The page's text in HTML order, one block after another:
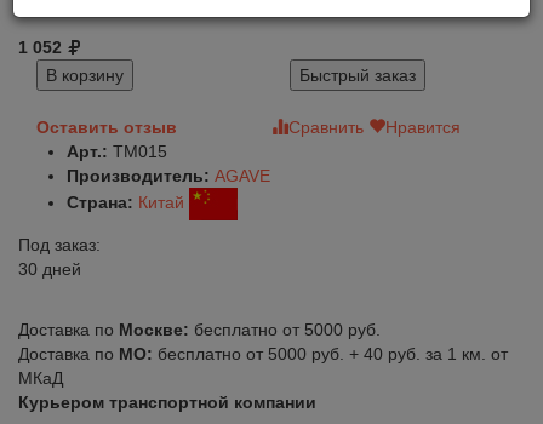
1 052
В корзину
Быстрый заказ
Оставить отзыв Сравнить
Нравится
Арт.: TM015
Производитель: AGAVE
Страна: Китай
Под заказ:
30 дней
Доставка по Москве: бесплатно от 5000 руб.
Доставка по МО: бесплатно от 5000 руб. + 40 руб. за 1 км. от
МКаД
Курьером транспортной компании